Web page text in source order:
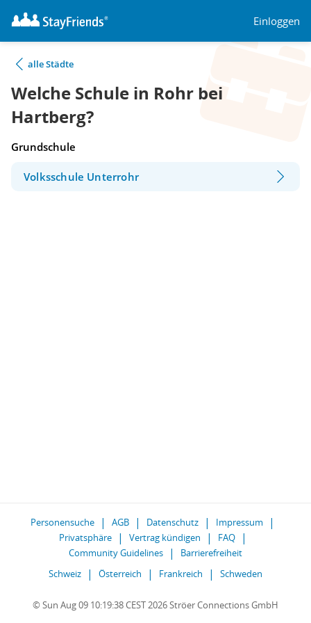
Einloggen
alle Städte
Welche Schule in Rohr bei
Hartberg?
Grundschule
Volksschule Unterrohr
Personensuche AGB Datenschutz
Impressum
Privatsphäre
Vertrag kündigen
FAQ
Community Guidelines
Barrierefreiheit
Schweiz
Österreich Frankreich Schweden
© Sun Aug 09 10:19:38 CEST 2026 Ströer Connections GmbH